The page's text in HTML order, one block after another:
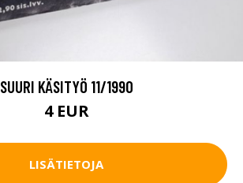
SUURI KÄSITYÖ 11/1990
4 EUR
LISÄTIETOJA